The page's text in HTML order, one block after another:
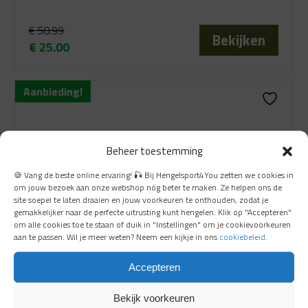
Beheer toestemming
🍪 Vang de beste online ervaring! 🎣 Bij Hengelsport4You zetten we cookies in
om jouw bezoek aan onze webshop nóg beter te maken. Ze helpen ons de
site soepel te laten draaien en jouw voorkeuren te onthouden, zodat je
gemakkelijker naar de perfecte uitrusting kunt hengelen. Klik op "Accepteren"
om alle cookies toe te staan of duik in "Instellingen" om je cookievoorkeuren
aan te passen. Wil je meer weten? Neem een kijkje in ons cookiebeleid.
Accepteren
Bekijk voorkeuren
€50.99
prijs
was:
€ 25.00
prijs
is:
Bekijken
Aanbieding!